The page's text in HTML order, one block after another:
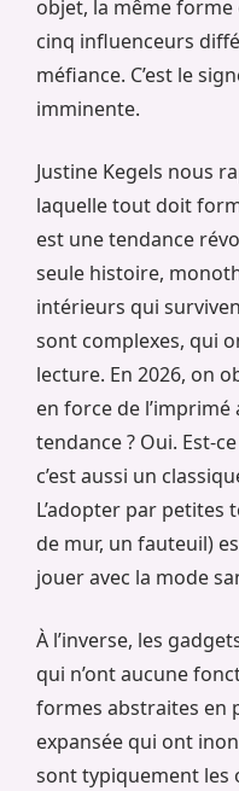
objet, la même
cinq influenceurs
méfiance. C’est le
imminente.
Justine Kegels nous
laquelle tout doit
est une tendance
seule histoire,
intérieurs qui
sont complexes, qui
lecture. En 2026, on
en force de l’imprimé
tendance ? Oui. Est-
c’est aussi un
L’adopter par petites
de mur, un fauteuil)
jouer avec la mode
À l’inverse, les
qui n’ont aucune
formes abstraites en
expansée qui ont
sont typiquement les